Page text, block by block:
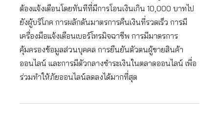
ต้องแจ้งเตือนโดยทันทีที่มีการโอนเงินเกิน 10,000 บาทไป
ยังผู้บริโภค การผลักดันมาตรการคืนเงินที่รวดเร็ว การมี
เครื่องมือแจ้งเตือนเบอร์โทรมิจฉาชีพ การมีมาตรการ
คุ้มครองข้อมูลส่วนบุคคล การยืนยันตัวตนผู้ขายสินค้า
ออนไลน์ และการมีตัวกลางชำระเงินในตลาดออนไลน์ เพื่อ
ร่วมทำให้ภัยออนไลน์ลดลงได้มากที่สุด